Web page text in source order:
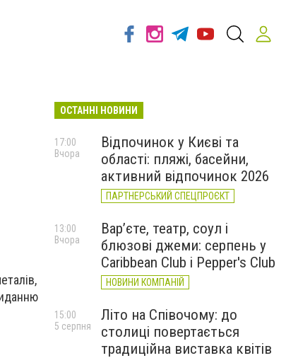
ОСТАННІ НОВИНИ
Відпочинок у Києві та
області: пляжі, басейни,
активний відпочинок 2026
ПАРТНЕРСЬКИЙ СПЕЦПРОЄКТ
17:00
Вчора
Вар’єте, театр, соул і
блюзові джеми: серпень у
Caribbean Club і Pepper's Club
НОВИНИ КОМПАНІЙ
13:00
Вчора
Літо на Співочому: до
столиці повертається
традиційна виставка квітів
15:00
5 серпня